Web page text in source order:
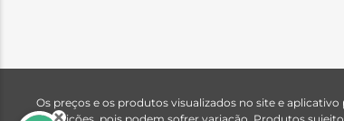
Os preços e os produtos visualizados no site e